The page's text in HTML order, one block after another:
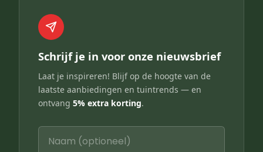
Schrijf je in voor onze nieuwsbrief
Laat je inspireren! Blijf op de hoogte van de
laatste aanbiedingen en tuintrends — en
ontvang 5% extra korting.